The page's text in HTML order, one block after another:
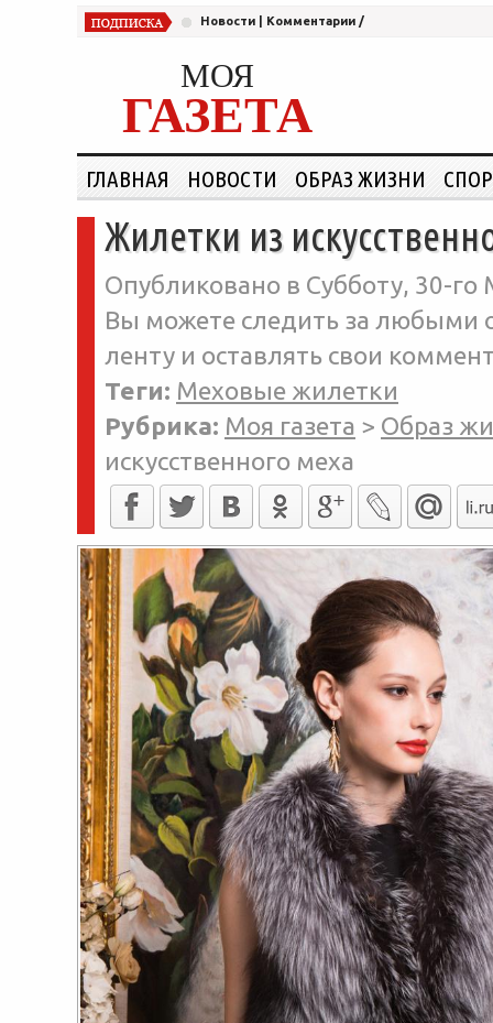
Новости Комментарии /
МОЯ
ГАЗЕТА
ГЛАВНАЯ НОВОСТИ ОБРАЗ ЖИЗНИ
Жилетки из
Опубликовано в Субботу, 30-го
Вы можете следить за любыми
ленту и оставлять свои
Теги: Меховые жилетки
Рубрика: Моя газета > Образ
искусственного меха